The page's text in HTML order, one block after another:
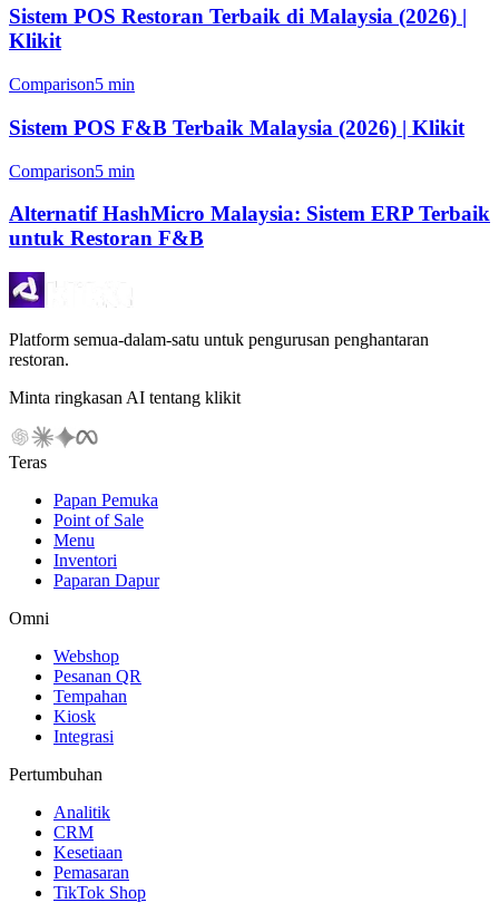
Sistem POS Restoran Terbaik di Malaysia (2026) |
Klikit
Comparison5 min
Sistem POS F&B Terbaik Malaysia (2026) | Klikit
Comparison5 min
Alternatif HashMicro Malaysia: Sistem ERP Terbaik
untuk Restoran F&B
Platform semua-dalam-satu untuk pengurusan penghantaran
restoran.
Minta ringkasan AI tentang klikit
Teras
Papan Pemuka
Point of Sale
Menu
Inventori
Paparan Dapur
Omni
Webshop
Pesanan QR
Tempahan
Kiosk
Integrasi
Pertumbuhan
Analitik
CRM
Kesetiaan
Pemasaran
TikTok Shop